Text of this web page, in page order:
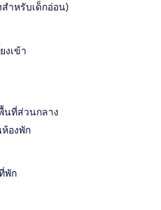
สำหรับเด็กอ่อน)
งเข้า
นที่ส่วนกลาง
องพัก
พัก